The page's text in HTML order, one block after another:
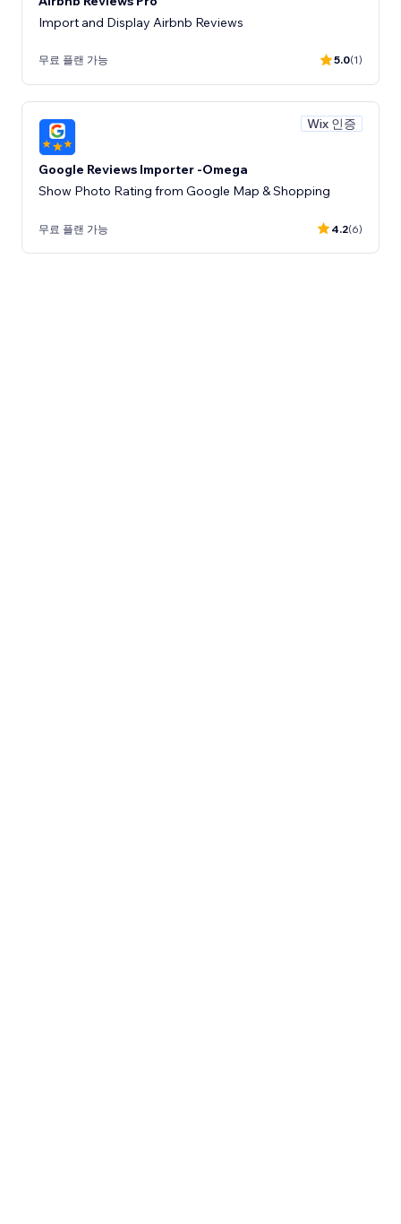
Import and Display Airbnb Reviews
무료 플랜 가능 5.0(1)
Wix 인증
Google Reviews Importer -Omega
Show Photo Rating from Google Map & Shopping
무료 플랜 가능 4.2(6)